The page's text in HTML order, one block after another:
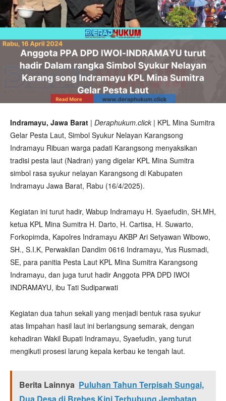
Indramayu, Jawa Barat | Deraphukum.click | KPL Mina Sumitra
Gelar Pesta Laut, Simbol Syukur Nelayan Karangsong
Indramayu Ribuan warga padati Karangsong menyaksikan
tradisi pesta laut (Nadran) yang digelar KPL Mina Sumitra
simbol rasa syukur nelayan Karangsong di Kabupaten
Indramayu Jawa Barat, Rabu (16/4/2025).
Kegiatan ini turut hadir, Wabup Indramayu H. Syaefudin, SH.MH,
ketua KPL Mina Sumitra H. Darto, H. Cartisa, H. Suwarto,
Forkopimda, Kapolres Indramayu AKBP Ari Setyawan Wibowo,
SH., S.I.K, Perwakilan Dandim 0616 Indramayu, Yus Rusmadi,
SE, para panitia Pesta Laut KPL Mina Sumitra Karangsong
Indramayu, dan juga turut hadir Anggota PPA DPD IWOI
INDRAMAYU, ibu Tati Sudiparwati
Kegiatan dua tahun sekali yang menjadi bentuk rasa syukur
atas limpahan hasil laut ini berlangsung semarak, dengan
kehadiran Wakil Bupati Indramayu, Syaefudin, yang turut
mengikuti prosesi larung kepala kerbau ke tengah laut.
Berita Lainnya Puluhan Tahun Terpisah Sungai,